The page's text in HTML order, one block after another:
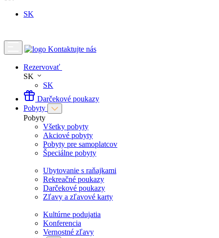
SK
Kontaktujte nás
Rezervovať
SK
SK
Darčekové poukazy
Pobyty
Pobyty
Všetky pobyty
Akciové pobyty
Pobyty pre samoplatcov
Špeciálne pobyty
Ubytovanie s raňajkami
Rekreačné poukazy
Darčekové poukazy
Zľavy a zľavové karty
Kultúrne podujatia
Konferencia
Vernostné zľavy